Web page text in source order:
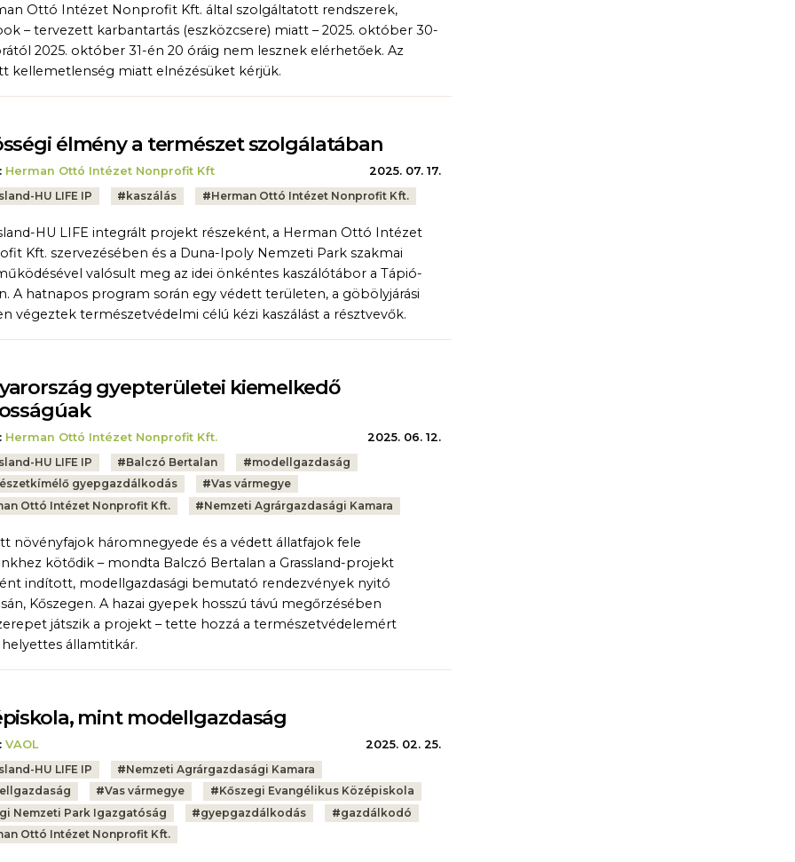
Ottó Intézet Nonprofit Kft. által szolgáltatott rendszerek,
– tervezett karbantartás (eszközcsere) miatt – 2025. október 30-
2025. október 31-én 20 óráig nem lesznek elérhetőek. Az
kellemetlenség miatt elnézésüket kérjük.
élmény a természet szolgálatában
Herman Ottó Intézet Nonprofit Kft
2025. 07. 17.
HU LIFE IP #kaszálás #Herman Ottó Intézet Nonprofit Kft.
HU LIFE integrált projekt részeként, a Herman Ottó Intézet
Kft. szervezésében és a Duna-Ipoly Nemzeti Park szakmai
valósult meg az idei önkéntes kaszálótábor a Tápió-
A hatnapos program során egy védett területen, a göbölyjárási
végeztek természetvédelmi célú kézi kaszálást a résztvevők.
gyepterületei kiemelkedő
Herman Ottó Intézet Nonprofit Kft.
2025. 06. 12.
HU LIFE IP #Balczó Bertalan #modellgazdaság
gyepgazdálkodás #Vas vármegye
Ottó Intézet Nonprofit Kft. #Nemzeti Agrárgazdasági Kamara
növényfajok háromnegyede és a védett állatfajok fele
kötődik – mondta Balczó Bertalan a Grassland-projekt
indított, modellgazdasági bemutató rendezvények nyitó
Kőszegen. A hazai gyepek hosszú távú megőrzésében
játszik a projekt – tette hozzá a természetvédelemért
államtitkár.
mint modellgazdaság
VAOL
2025. 02. 25.
HU LIFE IP #Nemzeti Agrárgazdasági Kamara
#Vas vármegye #Kőszegi Evangélikus Középiskola
Nemzeti Park Igazgatóság #gyepgazdálkodás #gazdálkodó
Ottó Intézet Nonprofit Kft.